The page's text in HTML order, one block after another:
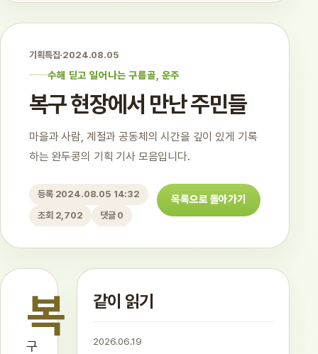
기획특집·2024.08.05
수해 딛고 일어나는 구름골, 운주
복구 현장에서 만난 주민들
마을과 사람, 계절과 공동체의 시간을 깊이 있게 기록
하는 완두콩의 기획 기사 모음입니다.
등록 2024.08.05 14:32
조회 2,702
댓글 0
목록으로 돌아가기
복
구
같이 읽기
2026.06.19